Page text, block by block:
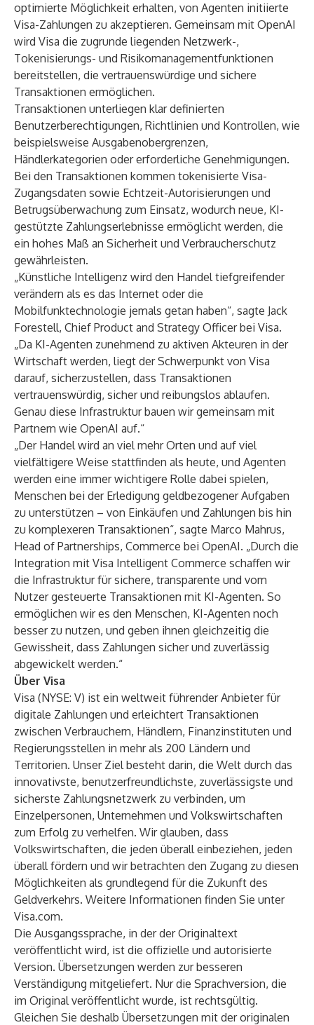
optimierte Möglichkeit erhalten, von Agenten initiierte
Visa-Zahlungen zu akzeptieren. Gemeinsam mit OpenAI
wird Visa die zugrunde liegenden Netzwerk-,
Tokenisierungs- und Risikomanagementfunktionen
bereitstellen, die vertrauenswürdige und sichere
Transaktionen ermöglichen.
Transaktionen unterliegen klar definierten
Benutzerberechtigungen, Richtlinien und Kontrollen, wie
beispielsweise Ausgabenobergrenzen,
Händlerkategorien oder erforderliche Genehmigungen.
Bei den Transaktionen kommen tokenisierte Visa-
Zugangsdaten sowie Echtzeit-Autorisierungen und
Betrugsüberwachung zum Einsatz, wodurch neue, KI-
gestützte Zahlungserlebnisse ermöglicht werden, die
ein hohes Maß an Sicherheit und Verbraucherschutz
gewährleisten.
„Künstliche Intelligenz wird den Handel tiefgreifender
verändern als es das Internet oder die
Mobilfunktechnologie jemals getan haben“, sagte Jack
Forestell, Chief Product and Strategy Officer bei Visa.
„Da KI-Agenten zunehmend zu aktiven Akteuren in der
Wirtschaft werden, liegt der Schwerpunkt von Visa
darauf, sicherzustellen, dass Transaktionen
vertrauenswürdig, sicher und reibungslos ablaufen.
Genau diese Infrastruktur bauen wir gemeinsam mit
Partnern wie OpenAI auf.“
„Der Handel wird an viel mehr Orten und auf viel
vielfältigere Weise stattfinden als heute, und Agenten
werden eine immer wichtigere Rolle dabei spielen,
Menschen bei der Erledigung geldbezogener Aufgaben
zu unterstützen – von Einkäufen und Zahlungen bis hin
zu komplexeren Transaktionen“, sagte Marco Mahrus,
Head of Partnerships, Commerce bei OpenAI. „Durch die
Integration mit Visa Intelligent Commerce schaffen wir
die Infrastruktur für sichere, transparente und vom
Nutzer gesteuerte Transaktionen mit KI-Agenten. So
ermöglichen wir es den Menschen, KI-Agenten noch
besser zu nutzen, und geben ihnen gleichzeitig die
Gewissheit, dass Zahlungen sicher und zuverlässig
abgewickelt werden.“
Über Visa
Visa (NYSE: V) ist ein weltweit führender Anbieter für
digitale Zahlungen und erleichtert Transaktionen
zwischen Verbrauchern, Händlern, Finanzinstituten und
Regierungsstellen in mehr als 200 Ländern und
Territorien. Unser Ziel besteht darin, die Welt durch das
innovativste, benutzerfreundlichste, zuverlässigste und
sicherste Zahlungsnetzwerk zu verbinden, um
Einzelpersonen, Unternehmen und Volkswirtschaften
zum Erfolg zu verhelfen. Wir glauben, dass
Volkswirtschaften, die jeden überall einbeziehen, jeden
überall fördern und wir betrachten den Zugang zu diesen
Möglichkeiten als grundlegend für die Zukunft des
Geldverkehrs. Weitere Informationen finden Sie unter
Visa.com.
Die Ausgangssprache, in der der Originaltext
veröffentlicht wird, ist die offizielle und autorisierte
Version. Übersetzungen werden zur besseren
Verständigung mitgeliefert. Nur die Sprachversion, die
im Original veröffentlicht wurde, ist rechtsgültig.
Gleichen Sie deshalb Übersetzungen mit der originalen